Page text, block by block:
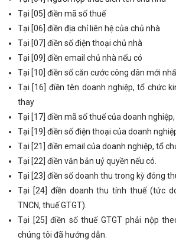
Tại [05] điền mã số thuế
Tại [06] điền địa chỉ liên hệ của chủ nhà
Tại [07] điền số điện thoại chủ nhà
Tại [09] điền email chủ nhà nếu có
Tại [10] điền số căn cước công dân mới
Tại [16] điền tên doanh nghiệp, tổ chức
thay
Tại [17] điền mã số thuế của doanh nghiệp,
Tại [19] điền số điện thoại của doanh
Tại [21] điền email của doanh nghiệp, tổ
Tại [22] điền văn bản uỷ quyền nếu có.
Tại [23] điền số doanh thu trong kỳ đóng
Tại [24] điền doanh thu tính thuế (tức
TNCN, thuế GTGT).
Tại [25] điền số thuế GTGT phải nộp
chúng tôi đã hướng dẫn.